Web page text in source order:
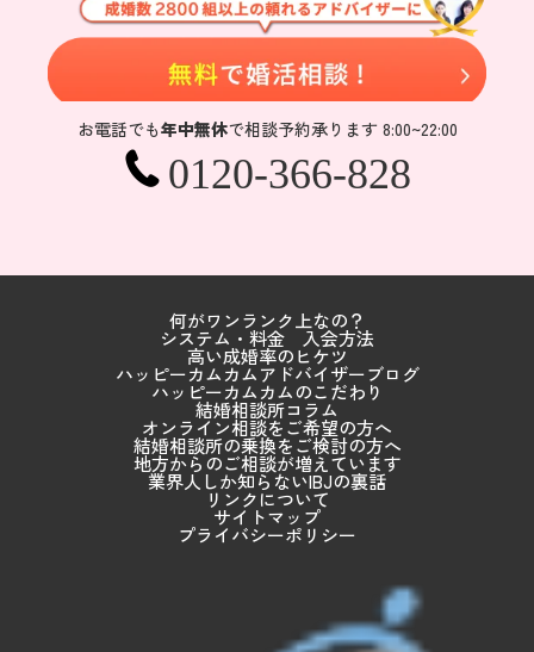
お電話でも年中無休で相談予約承ります 8:00~22:00
0120-366-828
何がワンランク上なの？
システム・料金 入会方法
高い成婚率のヒケツ
ハッピーカムカムアドバイザーブログ
ハッピーカムカムのこだわり
結婚相談所コラム
オンライン相談をご希望の方へ
結婚相談所の乗換をご検討の方へ
地方からのご相談が増えています
業界人しか知らないIBJの裏話
リンクについて
サイトマップ
プライバシーポリシー